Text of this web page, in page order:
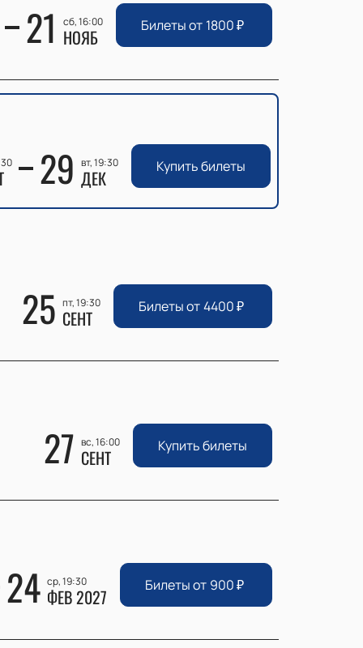
21 сб, 16:00
НОЯБ Билеты от 1800₽
29 вт, 19:30
ДЕК Купить билеты
25 пт, 19:30
СЕНТ Билеты от 4400₽
27 вс, 16:00
СЕНТ Купить билеты
24 ср, 19:30
ФЕВ 2027 Билеты от 900₽